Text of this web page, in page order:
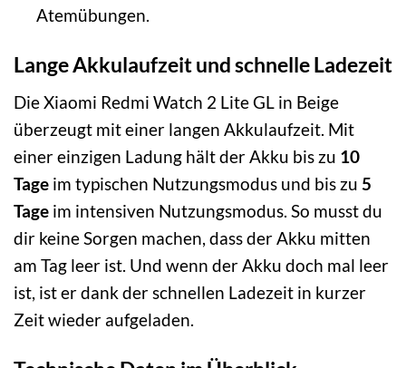
Atemübungen.
Lange Akkulaufzeit und schnelle Ladezeit
Die Xiaomi Redmi Watch 2 Lite GL in Beige
überzeugt mit einer langen Akkulaufzeit. Mit
einer einzigen Ladung hält der Akku bis zu 10
Tage im typischen Nutzungsmodus und bis zu 5
Tage im intensiven Nutzungsmodus. So musst du
dir keine Sorgen machen, dass der Akku mitten
am Tag leer ist. Und wenn der Akku doch mal leer
ist, ist er dank der schnellen Ladezeit in kurzer
Zeit wieder aufgeladen.